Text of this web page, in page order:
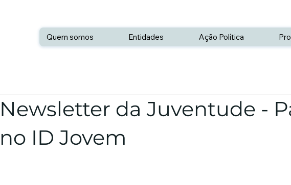
Quem somos Entidades Ação Política
Newsletter da Juventude -
no ID Jovem